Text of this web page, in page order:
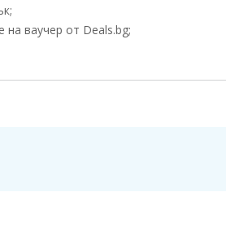
ваучер от Deals.bg;
в масажните лечебни практики и
люляк или цитруси.